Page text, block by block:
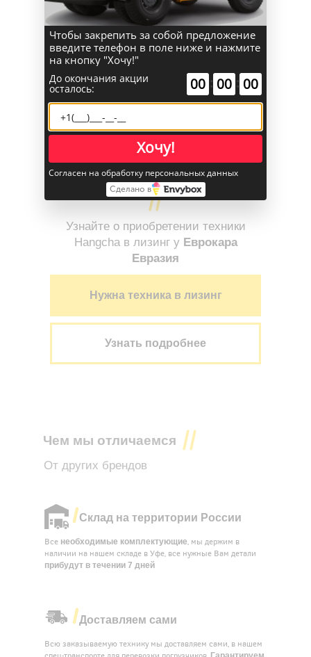
Получите наше предложение
Узнайте о приобретении техники
Hangcha в лизинг у Еврокара
Евразия
Нужна техника в лизинг
Узнать подробнее
Чем мы отличаемся
От других брендов
Все необходимые комплектующие , мы держим в
наличии на нашем складе в Уфе, все нужные Вам детали
прибудут в течении 7 дней
Склад на территории России
Всю заказываемую технику мы доставляем сами, в нашем
Доставляем сами
Чтобы закрепить за собой предложение
введите телефон в поле ниже и нажмите
на кнопку "Хочу!"
До окончания акции
осталось: 00 : 00 : 00
Хочу!
Согласен на обработку персональных данных
Сделано в